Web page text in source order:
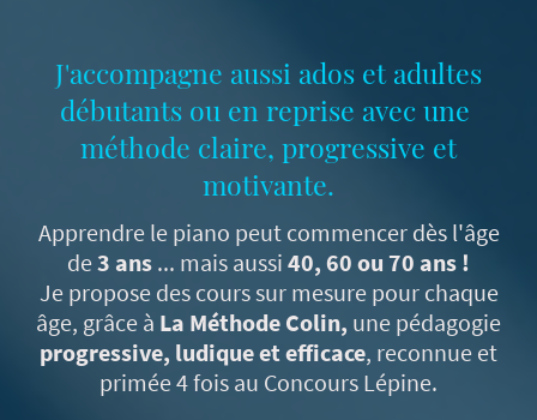
J'accompagne aussi ados et adultes
débutants ou en reprise avec une
méthode claire, progressive et
motivante.
Apprendre le piano peut commencer dès l'âge
de3 ans ... mais aussi 40, 60 ou 70 ans !
Je propose des cours sur mesure pour chaque
âge, grâce à La Méthode Colin, une pédagogie
progressive, ludique et efficace, reconnue et
primée 4 fois au Concours Lépine.